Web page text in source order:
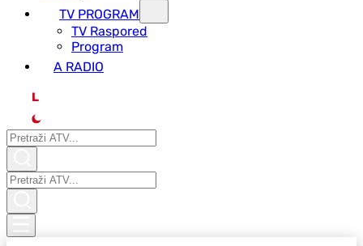
TV PROGRAM
ТV Raspored
Program
A RADIO
L